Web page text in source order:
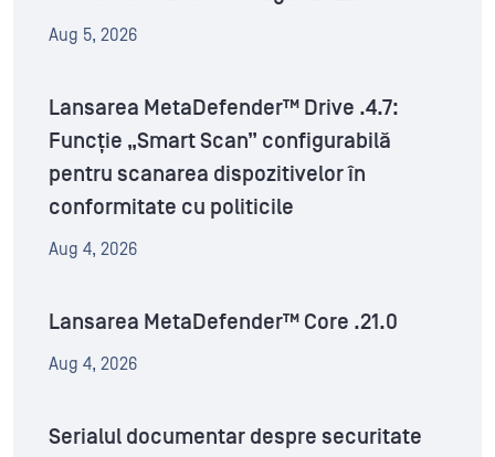
Aug 5, 2026
Lansarea MetaDefender™ Drive .4.7:
Funcție „Smart Scan” configurabilă
pentru scanarea dispozitivelor în
conformitate cu politicile
Aug 4, 2026
Lansarea MetaDefender™ Core .21.0
Aug 4, 2026
Serialul documentar despre securitate